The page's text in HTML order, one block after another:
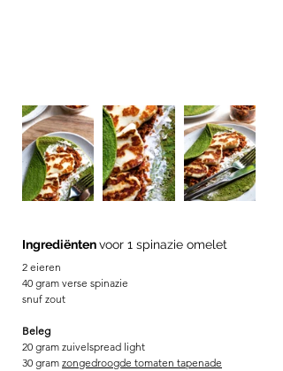
Ingrediënten voor 1 spinazie omelet
2 eieren
40 gram verse spinazie
snuf zout
Beleg
20 gram zuivelspread light
30 gram zongedroogde tomaten tapenade